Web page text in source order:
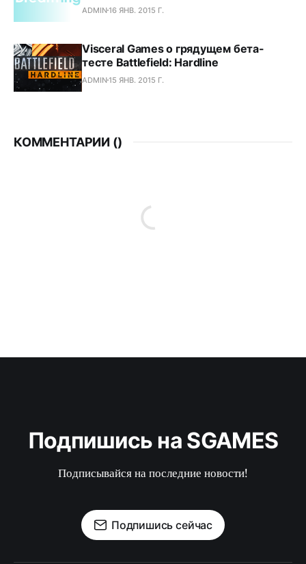
ADMIN16 ЯНВ. 2015 Г.
Visceral Games о грядущем бета-
тесте Battlefield: Hardline
ADMIN15 ЯНВ. 2015 Г.
КОММЕНТАРИИ ()
Подпишись на SGAMES
Подписывайся на последние новости!
Подпишись сейчас